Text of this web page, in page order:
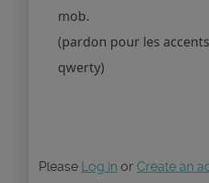
mob.
(pardon pour les
qwerty)
Please Log in or Create an